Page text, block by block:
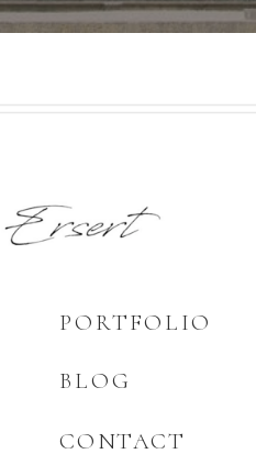
BLOG
PORTFOLIO
CONTACT